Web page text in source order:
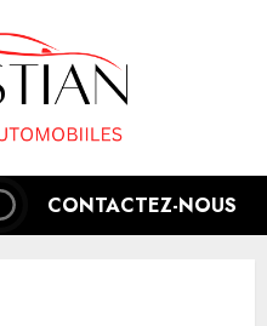
CONTACTEZ-NOUS